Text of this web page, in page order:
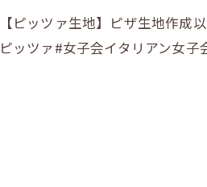
【ピッツァ生地】ピザ生地作成
ピッツァ#女子会イタリアン女子